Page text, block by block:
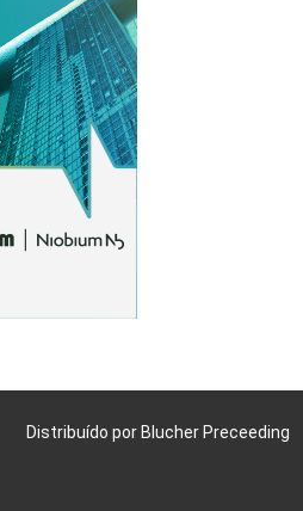
Distribuído por Blucher Preceeding